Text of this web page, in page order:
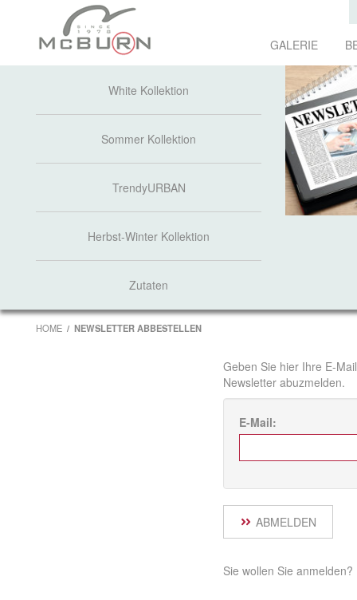
GALERIE
White Kollektion
Sommer Kollektion
TrendyURBAN
Herbst-Winter Kollektion
Zutaten
HOME NEWSLETTER ABBESTELLEN
Geben Sie hier Ihre E-
Newsletter abuzmelden.
E-Mail:
ABMELDEN
Sie wollen Sie